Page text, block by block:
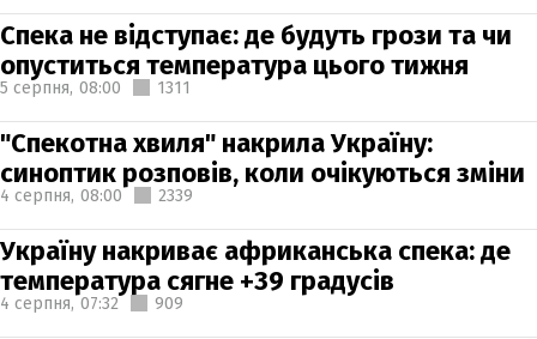
Спека не відступає: де будуть грози та чи
опуститься температура цього тижня
5 серпня, 08:00 1311
"Спекотна хвиля" накрила Україну:
синоптик розповів, коли очікуються зміни
4 серпня, 08:00 2339
Україну накриває африканська спека: де
температура сягне +39 градусів
4 серпня, 07:32 909